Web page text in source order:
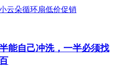
能自己冲洗，一半必须找